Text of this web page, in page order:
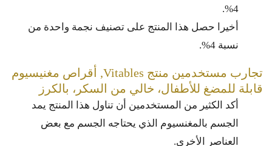
4%.
أخيرا حصل هذا المنتج على تصنيف نجمة واحدة من
نسبة 4%.
تجارب مستخدمين منتج Vitables, أقراص مغنيسيوم
قابلة للمضغ للأطفال، خالي من السكر، بالكرز
أكد الكثير من المستخدمين أن تناول هذا المنتج يمد
الجسم بالمغنسيوم الذي يحتاجه الجسم مع بعض
العناصر الأخرى.